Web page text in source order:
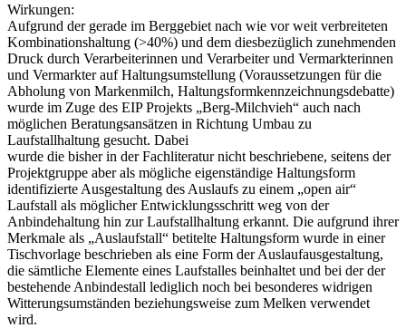
Wirkungen:
Aufgrund der gerade im Berggebiet nach wie vor weit verbreiteten
Kombinationshaltung (>40%) und dem diesbezüglich zunehmenden
Druck durch Verarbeiterinnen und Verarbeiter und Vermarkterinnen
und Vermarkter auf Haltungsumstellung (Voraussetzungen für die
Abholung von Markenmilch, Haltungsformkennzeichnungsdebatte)
wurde im Zuge des EIP Projekts „Berg-Milchvieh“ auch nach
möglichen Beratungsansätzen in Richtung Umbau zu
Laufstallhaltung gesucht. Dabei
wurde die bisher in der Fachliteratur nicht beschriebene, seitens der
Projektgruppe aber als mögliche eigenständige Haltungsform
identifizierte Ausgestaltung des Auslaufs zu einem „open air“
Laufstall als möglicher Entwicklungsschritt weg von der
Anbindehaltung hin zur Laufstallhaltung erkannt. Die aufgrund ihrer
Merkmale als „Auslaufstall“ betitelte Haltungsform wurde in einer
Tischvorlage beschrieben als eine Form der Auslaufausgestaltung,
die sämtliche Elemente eines Laufstalles beinhaltet und bei der der
bestehende Anbindestall lediglich noch bei besonderes widrigen
Witterungsumständen beziehungsweise zum Melken verwendet
wird.